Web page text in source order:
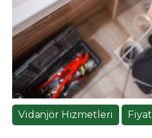
Vidanjör Hizmetleri Fiyat